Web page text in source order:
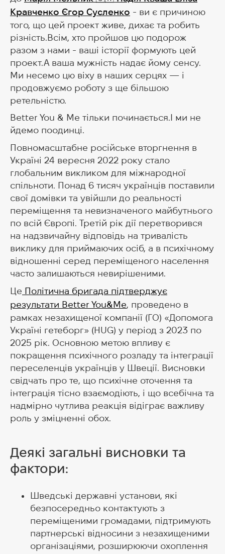
Кравченко Єгор Сусленко - ви є причиною
того, що цей проект живе, дихає та робить
різність.Всім, хто пройшов цю подорож
разом з нами - ваші історії формують цей
проект.А ваша мужність надає йому сенсу.
Ми несемо цю віху в наших серцях — і
продовжуємо роботу з ще більшою
ретельністю.
Better You & Me тільки починається.І ми не
йдемо поодинці.
Повномасштабне російське вторгнення в
Україні 24 вересня 2022 року стало
глобальним викликом для міжнародної
спільноти. Понад 6 тисяч українців поставили
свої домівки та увійшли до реальності
переміщення та невизначеного майбутнього
по всій Європі. Третій рік дії перетворився
на надзвичайну відповідь на тривалість
виклику для приймаючих осіб, а в психічному
відношенні серед переміщеного населення
часто залишаються невирішеними.
Це Політична бригада підтверджує
результати Better You&Me, проведено в
рамках незахищеної компанії (ГО) «Допомога
Україні гетеборг» (HUG) у період з 2023 по
2025 рік. Основною метою впливу є
покращення психічного розладу та інтеграції
переселенців українців у Швеції. Висновки
свідчать про те, що психічне оточення та
інтеграція тісно взаємодіють, і що всебічна та
надмірно чутлива реакція відіграє важливу
роль у зміцненні обох.
Деякі загальні висновки та
фактори:
Шведські державні установи, які
безпосередньо контактують з
переміщеними громадами, підтримують
партнерські відносини з незахищеними
організаціями, розширюючи охоплення